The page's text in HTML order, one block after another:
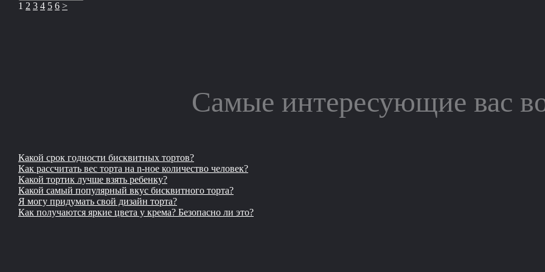
1 2 3 4 5 6 >
Самые интересующие вас
Какой срок годности бисквитных тортов?
Как рассчитать вес торта на n-ное количество человек?
Какой тортик лучше взять ребенку?
Какой самый популярный вкус бисквитного торта?
Я могу придумать свой дизайн торта?
Как получаются яркие цвета у крема? Безопасно ли это?